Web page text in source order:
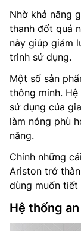
Nhờ khả năng
thanh đốt quá
này giúp giảm
trình sử dụng.
Một số sản
thông minh.
sử dụng của
làm nóng phù
năng.
Chính những
Ariston trở
dùng muốn tiết
Hệ thống